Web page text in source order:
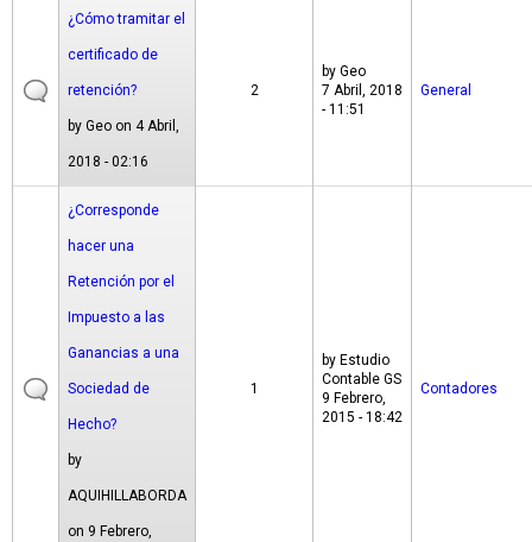
¿Cómo tramitar el
certificado de
retención?
by Geo on 4 Abril,
2018 - 02:16
2
by Geo
7 Abril, 2018
- 11:51
General
¿Corresponde
hacer una
Retención por el
Impuesto a las
Ganancias a una
Sociedad de
Hecho?
by
AQUIHILLABORDA
on 9 Febrero,
1
by Estudio
Contable GS
9 Febrero,
2015 - 18:42
Contadores